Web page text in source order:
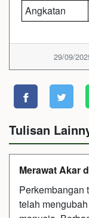
Angkatan
29/09/
Tulisan
Merawat Akar
Perkembangan
telah